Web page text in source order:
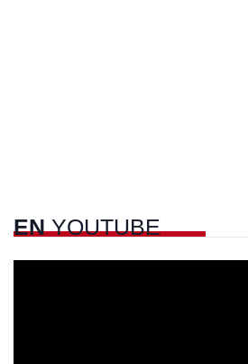
ENYOUTUBE